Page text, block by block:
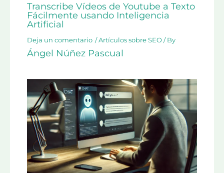
Transcribe Vídeos de Youtube a Texto
Fácilmente usando Inteligencia
Artificial
Deja un comentario /Artículos sobre SEO / By
Ángel Núñez Pascual